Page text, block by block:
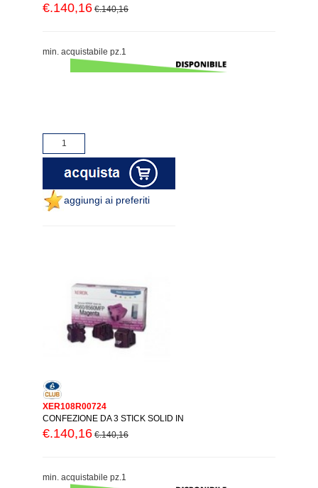
€.140,16 €.140,16
min. acquistabile pz.1
aggiungi ai preferiti
XER108R00724
CONFEZIONE DA 3 STICK SOLID IN
€.140,16 €.140,16
min. acquistabile pz.1